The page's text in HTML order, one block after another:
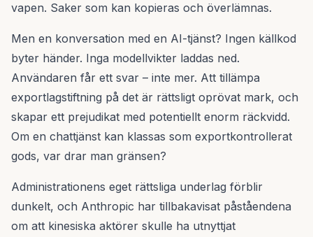
vapen. Saker som kan kopieras och överlämnas.
Men en konversation med en AI-tjänst? Ingen källkod
byter händer. Inga modellvikter laddas ned.
Användaren får ett svar – inte mer. Att tillämpa
exportlagstiftning på det är rättsligt oprövat mark, och
skapar ett prejudikat med potentiellt enorm räckvidd.
Om en chattjänst kan klassas som exportkontrollerat
gods, var drar man gränsen?
Administrationens eget rättsliga underlag förblir
dunkelt, och Anthropic har tillbakavisat påståendena
om att kinesiska aktörer skulle ha utnyttjat